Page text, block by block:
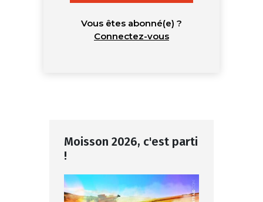
Vous êtes abonné(e) ?
Connectez-vous
Moisson 2026, c'est parti
!